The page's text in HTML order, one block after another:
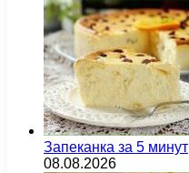
Запеканка за 5 минут
08.08.2026